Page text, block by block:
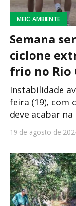
MEIO AMBIENTE
Semana
ciclone
frio no Rio
Instabilidade
feira (19), com
deve acabar
19 de agosto de